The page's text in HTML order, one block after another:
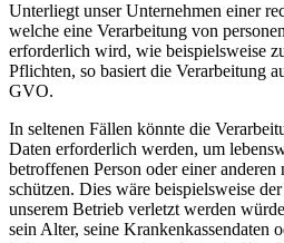
Unterliegt unser Unternehmen einer
welche eine Verarbeitung von
erforderlich wird, wie beispielsweise
Pflichten, so basiert die Verarbeitung
GVO.
In seltenen Fällen könnte die
Daten erforderlich werden, um
betroffenen Person oder einer anderen
schützen. Dies wäre beispielsweise
unserem Betrieb verletzt werden
sein Alter, seine Krankenkassendaten